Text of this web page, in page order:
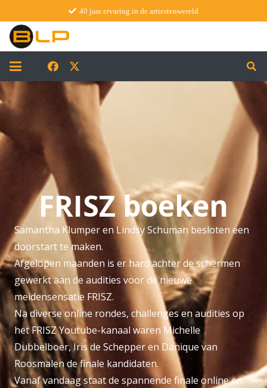
40 jaar ervaring in de artiestenwereld
FRISZ boeken
Samantha Klumper en Lindsy Schuman besloten een
doorstart te maken.
Afgelopen maanden is er hard achter de schermen
gewerkt aan de audities voor de nieuwe
meidensensatie FRISZ.
Na diverse online rondes, challenges en audities op
het FRISZ Youtube-kanaal waren Michelle
Dubbelboer, Iris de Schepper en Danique van
Roosmalen de finale kandidaten.
Vanaf vandaag staat de spannende finale online en